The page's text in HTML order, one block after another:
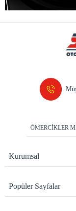
ÖMERCİKLER
Kurumsal
Popüler Sayfalar